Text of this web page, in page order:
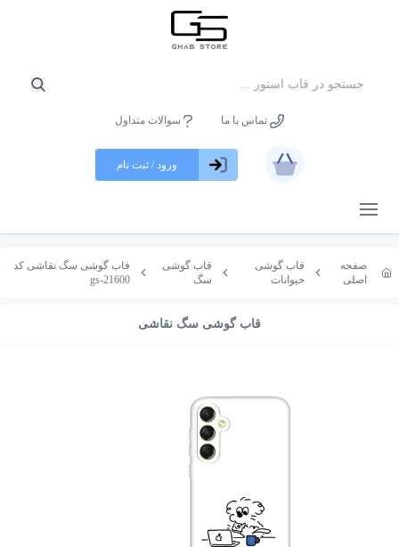
تماس با ما سوالات متداول
باز کردن منو
ورود / ثبت نام
صفحه
اصلی
قاب گوشی
حیوانات
قاب گوشی
سگ
قاب گوشی سگ نقاشی کد
gs-21600
قاب گوشی سگ نقاشی